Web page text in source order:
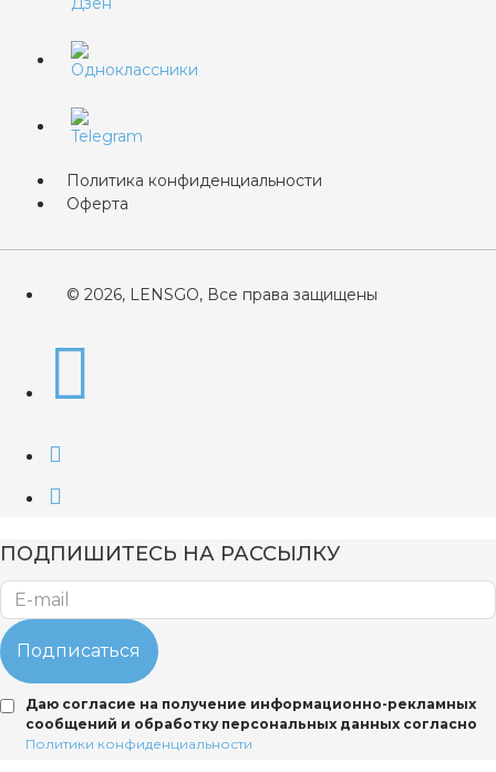
Политика конфиденциальности
Оферта
© 2026, LENSGO, Все права защищены
ПОДПИШИТЕСЬ НА РАССЫЛКУ
Подписаться
Даю согласие на получение информационно-рекламных
сообщений и обработку персональных данных согласно
Политики конфиденциальности